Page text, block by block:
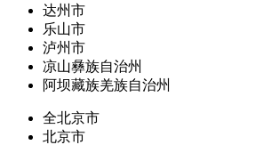
达州市
乐山市
泸州市
凉山彝族自治州
阿坝藏族羌族自治州
全北京市
北京市